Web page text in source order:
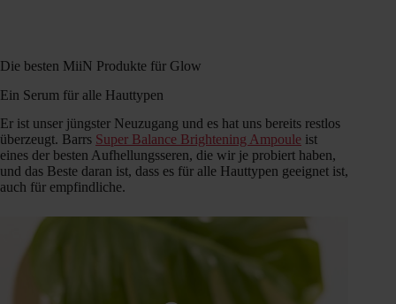
Die besten MiiN Produkte für Glow
Ein Serum für alle Hauttypen
Er ist unser jüngster Neuzugang und es hat uns bereits restlos
überzeugt. Barrs Super Balance Brightening Ampoule ist
eines der besten Aufhellungsseren, die wir je probiert haben,
und das Beste daran ist, dass es für alle Hauttypen geeignet ist,
auch für empfindliche.